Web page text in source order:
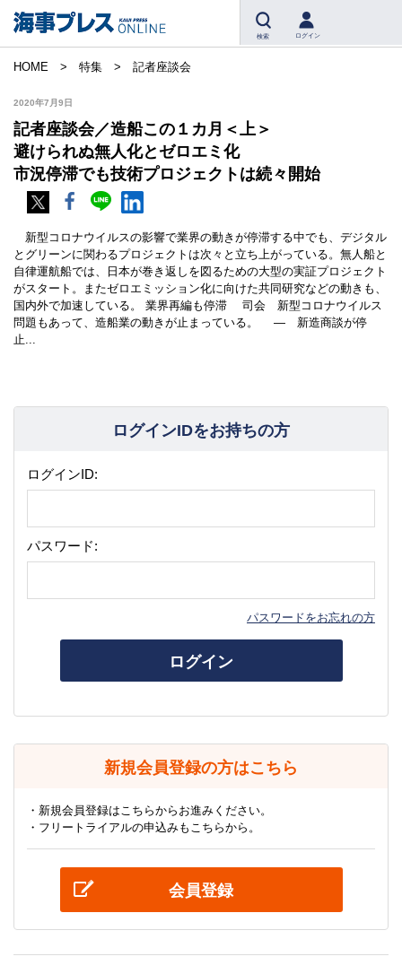
検索 ログイン
HOME 特集 記者座談会
2020年7月9日
記者座談会／造船この１カ月＜上＞
避けられぬ無人化とゼロエミ化
市況停滞でも技術プロジェクトは続々開始
新型コロナウイルスの影響で業界の動きが停滞する中でも、デジタル
とグリーンに関わるプロジェクトは次々と立ち上がっている。無人船と
自律運航船では、日本が巻き返しを図るための大型の実証プロジェクト
がスタート。またゼロエミッション化に向けた共同研究などの動きも、
国内外で加速している。 業界再編も停滞 司会 新型コロナウイルス
問題もあって、造船業の動きが止まっている。 ― 新造商談が停
止...
ログインIDをお持ちの方
ログインID:
パスワード:
パスワードをお忘れの方
ログイン
新規会員登録の方はこちら
・新規会員登録はこちらからお進みください。
・フリートライアルの申込みもこちらから。
会員登録